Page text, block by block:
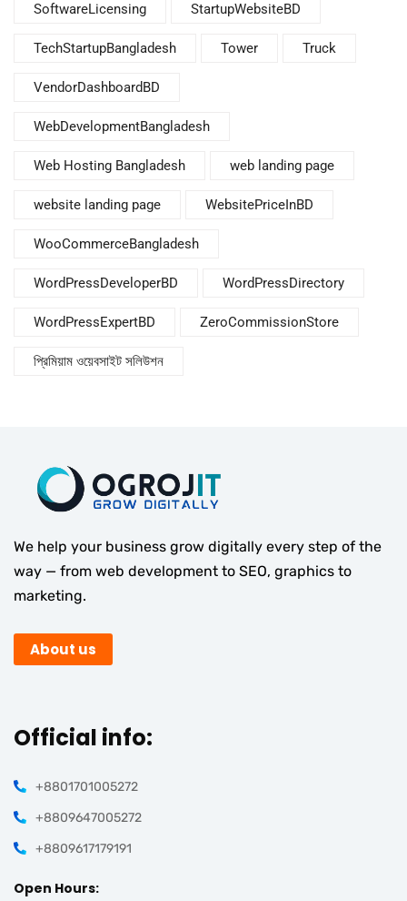
SoftwareLicensing StartupWebsiteBD
TechStartupBangladesh Tower Truck
VendorDashboardBD
WebDevelopmentBangladesh
Web Hosting Bangladesh web landing page
website landing page WebsitePriceInBD
WooCommerceBangladesh
WordPressDeveloperBD WordPressDirectory
WordPressExpertBD ZeroCommissionStore
প্রিমিয়াম ওয়েবসাইট সলিউশন
We help your business grow digitally every step of the
way — from web development to SEO, graphics to
marketing.
About us
Official info:
+8801701005272
+8809647005272
+8809617179191
Open Hours: